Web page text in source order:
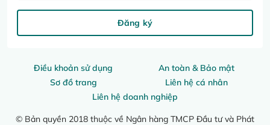
Điều khoản sử dụng
An toàn & Bảo mật
Sơ đồ trang
Liên hệ cá nhân
Liên hệ doanh nghiệp
© Bản quyền 2018 thuộc về Ngân hàng TMCP Đầu tư và Phát
Đăng ký